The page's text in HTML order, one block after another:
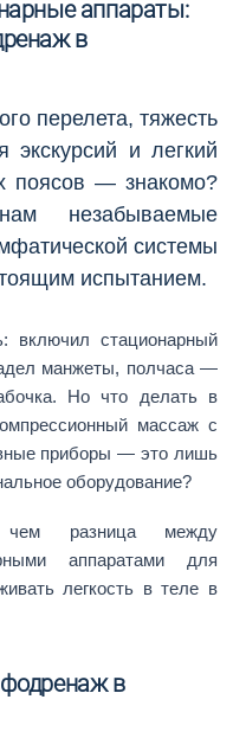
аппараты:
в
перелета, тяжесть
и легкий
поясов — знакомо?
незабываемые
системы
испытанием.
включил стационарный
манжеты, полчаса —
Но что делать в
массаж с
приборы — это лишь
оборудование?
разница между
аппаратами для
легкость в теле в
в